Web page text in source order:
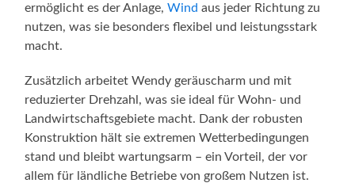
ermöglicht es der Anlage,Wind aus jeder Richtung zu
nutzen, was sie besonders flexibel und leistungsstark
macht.
Zusätzlich arbeitet Wendy geräuscharm und mit
reduzierter Drehzahl, was sie ideal für Wohn- und
Landwirtschaftsgebiete macht. Dank der robusten
Konstruktion hält sie extremen Wetterbedingungen
stand und bleibt wartungsarm – ein Vorteil, der vor
allem für ländliche Betriebe von großem Nutzen ist.